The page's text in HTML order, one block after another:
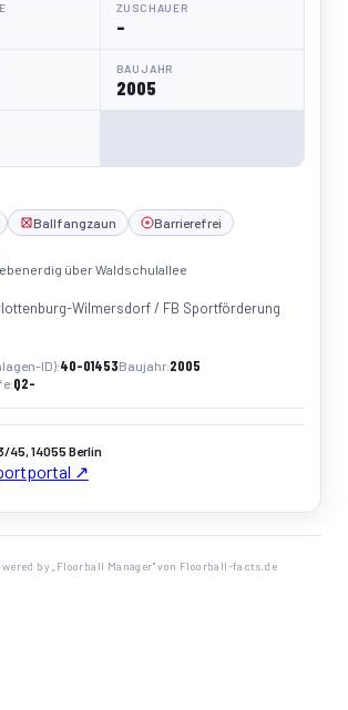
ZUSCHAUER
–
BAUJAHR
2005
Ballfangzaun Barrierefrei
ebenerdig über Waldschulallee
Wilmersdorf / FB Sportförderung
ID) 40-01453Baujahr 2005
Q2-
45, 14055 Berlin
↗
by „Floorball Manager" von Floorball-facts.de